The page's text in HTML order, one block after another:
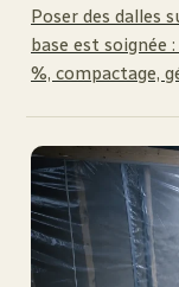
Poser des dalles
base est soignée
%, compactage,